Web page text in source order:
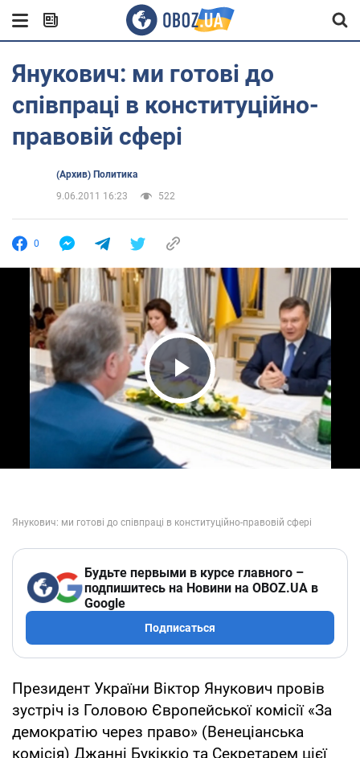
Янукович: ми готові до
співпраці в конституційно-
правовій сфері
(Архив) Политика
9.06.2011 16:23
522
0
Play Video
Будьте первыми в курсе главного –
подпишитесь на Новини на OBOZ.UA в
Google
Подписаться
Президент України Віктор Янукович провів
зустріч із Головою Європейської комісії «За
демократію через право» (Венеціанська
комісія) Джанні Букіккіо та Секретарем цієї